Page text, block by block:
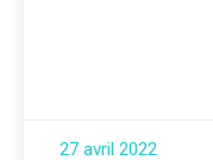
27 avril 2022